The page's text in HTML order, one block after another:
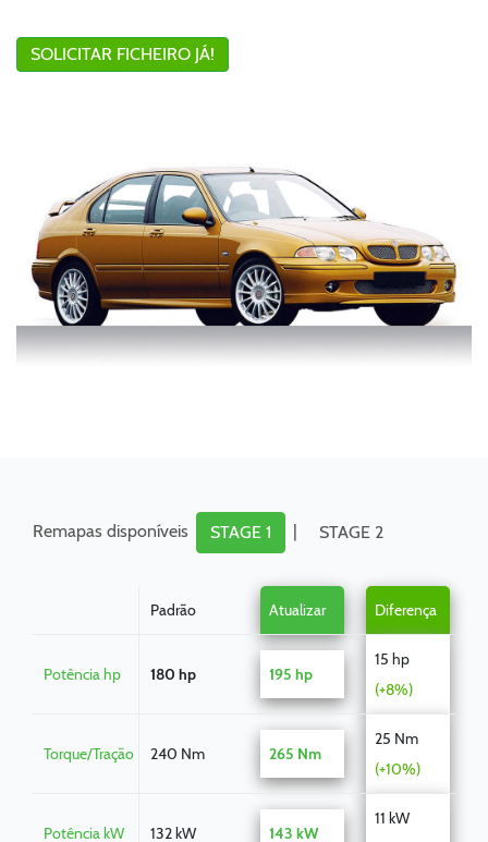
SOLICITAR FICHEIRO JÁ!
Remapas disponíveis STAGE 1 | STAGE 2
Padrão Atualizar Diferença
Potência hp 180 hp 195 hp
15 hp
(+8%)
Torque/Tração 240 Nm 265 Nm
25 Nm
(+10%)
Potência kW 132 kW 143 kW
11 kW